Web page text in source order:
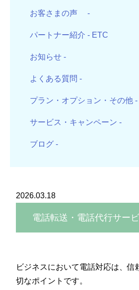
お客さまの声 -
パートナー紹介 - ETC
お知らせ -
よくある質問 -
プラン・オプション・その他 -
サービス・キャンペーン -
ブログ -
2026.03.18
電話転送・電話代行サー
ビジネスにおいて電話対応は、信
切なポイントです。